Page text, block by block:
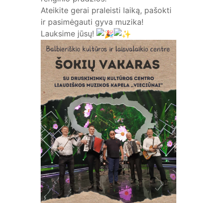
Ateikite gerai praleisti laiką, pašokti
ir pasimėgauti gyva muzika!
Lauksime jūsų!